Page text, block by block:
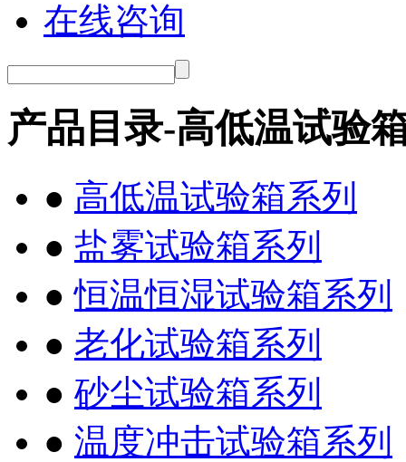
在线咨询
产品目录-高低温试验
● 高低温试验箱系列
● 盐雾试验箱系列
●恒温恒湿试验箱系列
● 老化试验箱系列
● 砂尘试验箱系列
● 温度冲击试验箱系列